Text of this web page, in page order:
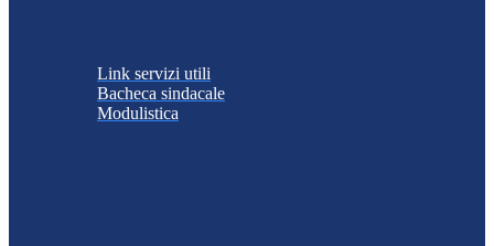
Link servizi utili
Bacheca sindacale
Modulistica